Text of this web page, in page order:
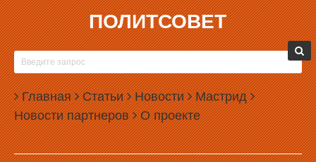
ПОЛИТСОВЕТ
Главная Статьи Новости Мастрид
Новости партнеров О проекте
07.10.2002, 11:00
ИНИЦИАТИВЫ КОЗАКА ПРИБЫВАЮТ В ДУМУ
Комиссия по разграничению полномочий между ветвями власти
под руководством заместителя руководителя администрации
президентаДмитрия Козакав этом месяце внесет в Думу
поправки в законодательство, позволяющие правительству
снимать с должностей губернаторов.